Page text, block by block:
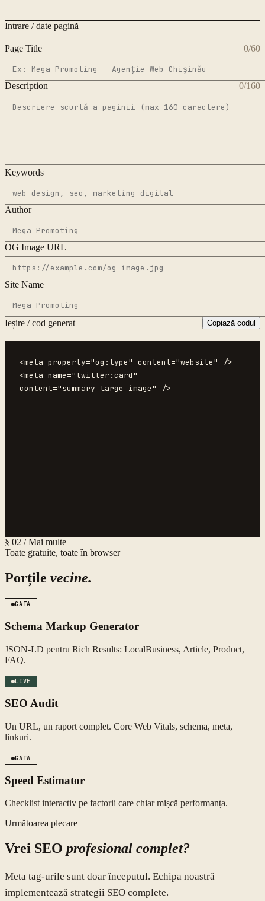
Intrare / date pagină
Page Title 0/60
Description 0/160
Keywords
Author
OG Image URL
Site Name
Ieșire / cod generat Copiază codul
<meta property="og:type" content="website" />
<meta name="twitter:card"
content="summary_large_image" />
§ 02 / Mai multe
Toate gratuite, toate în browser
Porțile vecine.
GATA
Schema Markup Generator
JSON-LD pentru Rich Results: LocalBusiness, Article, Product,
FAQ.
LIVE
SEO Audit
Un URL, un raport complet. Core Web Vitals, schema, meta,
linkuri.
GATA
Speed Estimator
Checklist interactiv pe factorii care chiar mișcă performanța.
Următoarea plecare
Vrei SEO profesional complet?
Meta tag-urile sunt doar începutul. Echipa noastră
implementează strategii SEO complete.